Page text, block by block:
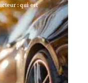
: qui est